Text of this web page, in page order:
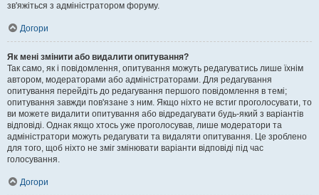
зв'яжіться з адміністратором форуму.
Догори
Як мені змінити або видалити опитування?
Так само, як і повідомлення, опитування можуть редагуватись лише їхнім
автором, модераторами або адміністраторами. Для редагування
опитування перейдіть до редагування першого повідомлення в темі;
опитування завжди пов'язане з ним. Якщо ніхто не встиг проголосувати, то
ви можете видалити опитування або відредагувати будь-який з варіантів
відповіді. Однак якщо хтось уже проголосував, лише модератори та
адміністратори можуть редагувати та видаляти опитування. Це зроблено
для того, щоб ніхто не зміг змінювати варіанти відповіді під час
голосування.
Догори